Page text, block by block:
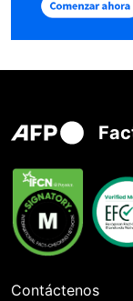
Contáctenos